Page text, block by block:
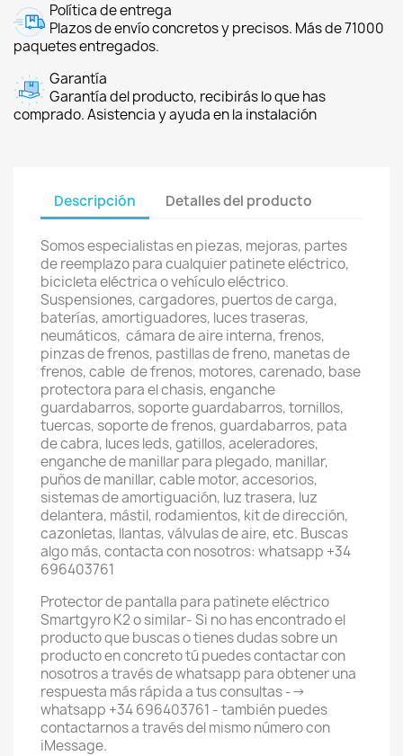
Política de entrega
Plazos de envío concretos y precisos. Más de 71000
paquetes entregados.
Garantía
Garantía del producto, recibirás lo que has
comprado. Asistencia y ayuda en la instalación
Descripción Detalles del producto
Somos especialistas en piezas, mejoras, partes
de reemplazo para cualquier patinete eléctrico,
bicicleta eléctrica o vehículo eléctrico.
Suspensiones, cargadores, puertos de carga,
baterías, amortiguadores, luces traseras,
neumáticos, cámara de aire interna, frenos,
pinzas de frenos, pastillas de freno, manetas de
frenos, cable de frenos, motores, carenado, base
protectora para el chasis, enganche
guardabarros, soporte guardabarros, tornillos,
tuercas, soporte de frenos, guardabarros, pata
de cabra, luces leds, gatillos, aceleradores,
enganche de manillar para plegado, manillar,
puños de manillar, cable motor, accesorios,
sistemas de amortiguación, luz trasera, luz
delantera, mástil, rodamientos, kit de dirección,
cazonletas, llantas, válvulas de aire, etc. Buscas
algo más, contacta con nosotros: whatsapp +34
696403761
Protector de pantalla para patinete eléctrico
Smartgyro K2 o similar- Si no has encontrado el
producto que buscas o tienes dudas sobre un
producto en concreto tú puedes contactar con
nosotros a través de whatsapp para obtener una
respuesta más rápida a tus consultas -->
whatsapp +34 696403761 - también puedes
contactarnos a través del mismo número con
iMessage.